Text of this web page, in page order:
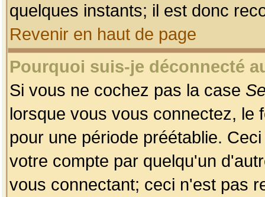
quelques instants; il est donc
Revenir en haut de page
Pourquoi suis-je déconnecté
Si vous ne cochez pas la case
lorsque vous vous connectez, le
pour une période préétablie.
votre compte par quelqu'un
vous connectant; ceci n'est pas